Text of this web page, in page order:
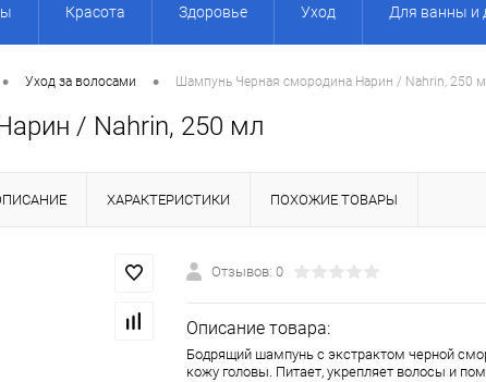
Красота Здоровье Уход Для ванны и
• Уход за волосами • Шампунь Черная смородина Нарин / Nahrin, 250
/ Nahrin, 250 мл
ХАРАКТЕРИСТИКИ ПОХОЖИЕ ТОВАРЫ
Отзывов: 0
Описание товара:
Бодрящий шампунь с экстрактом черной
кожу головы. Питает, укрепляет волосы и